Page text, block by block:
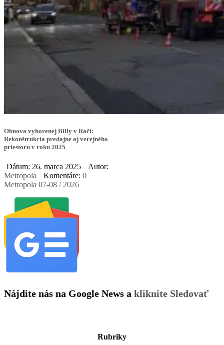
Obnova vyhorenej Billy v Rači:
Rekonštrukcia predajne aj verejného
priestoru v roku 2025
Dátum: 26. marca 2025
Autor:
Metropola
Komentáre: 0
Metropola 07-08 / 2026
Nájdite nás na Google News a kliknite Sledovať
Rubriky